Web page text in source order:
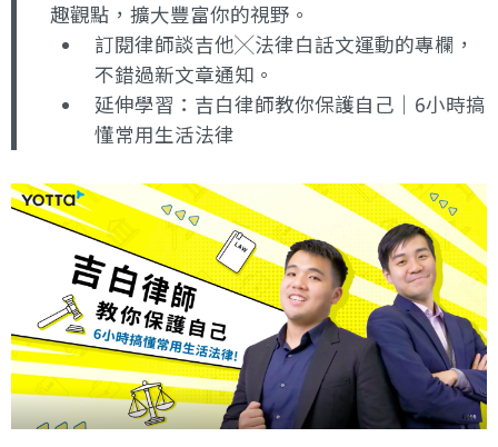
趣觀點，擴大豐富你的視野。
訂閱律師談吉他╳法律白話文運動的專欄 ，
不錯過新文章通知。
延伸學習： 吉白律師教你保護自己｜6小時搞
懂常用生活法律